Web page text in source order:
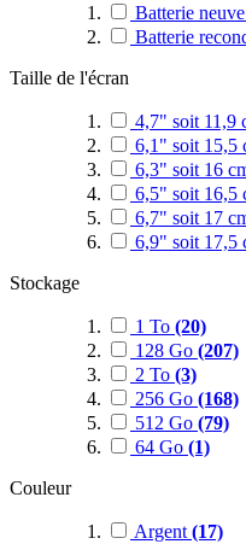
Batterie neuve
Batterie
Taille de l'écran
4,7" soit 11,9
6,1" soit 15,5
6,3" soit 16
6,5" soit 16,5
6,7" soit 17
6,9" soit 17,5
Stockage
1 To (20)
128 Go (207)
2 To (3)
256 Go (168)
512 Go (79)
64 Go (1)
Couleur
Argent (17)